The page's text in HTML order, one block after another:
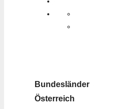
Bundesländer
Österreich